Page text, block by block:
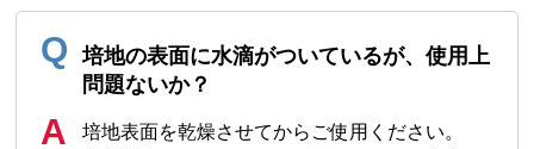
培地の表面に水滴がついているが、使用上
問題ないか？
培地表面を乾燥させてからご使用ください。